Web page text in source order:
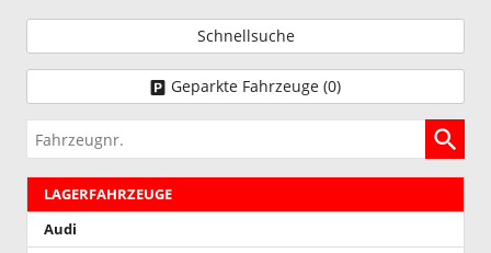
Schnellsuche
Geparkte Fahrzeuge (0)
Fahrzeugnr.
LAGERFAHRZEUGE
Audi